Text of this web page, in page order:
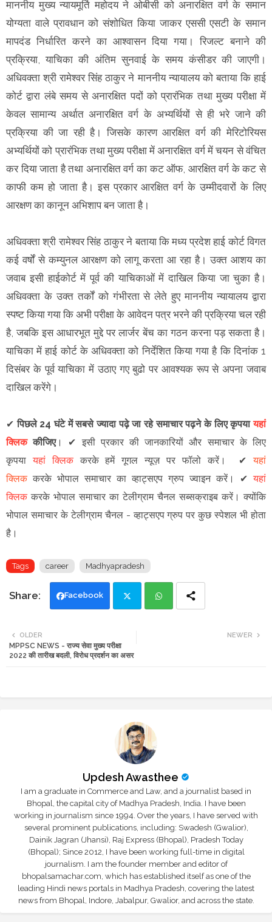
माननीय मुख्य न्यायमूर्ति महोदय ने ओबीसी को अनारक्षित वर्ग के समान
योग्यता वाले प्रावधान को संशोधित किया जाकर एससी एसटी के समान
मापदंड निर्धारित करने का आश्वासन दिया गया। रिजल्ट बनाने की
प्रक्रिया, याचिका की अंतिम सुनवाई के समय कंसीडर की जाएगी।
अधिवक्ता श्री रामेश्वर सिंह ठाकुर ने माननीय न्यायालय को बताया कि हाई
कोर्ट द्वारा लंबे समय से अनारक्षित पदों को प्रारंभिक तथा मुख्य परीक्षा में
केवल सामान्य अर्थात अनारक्षित वर्ग के अभ्यर्थियों से ही भरे जाने की
प्रक्रिया की जा रही है। जिसके कारण आरक्षित वर्ग की मेरिटोरियस
अभ्यर्थियों को प्रारंभिक तथा मुख्य परीक्षा में अनारक्षित वर्ग में चयन से वंचित
कर दिया जाता है तथा अनारक्षित वर्ग का कट ऑफ, आरक्षित वर्ग के कट से
काफी कम हो जाता है। इस प्रकार आरक्षित वर्ग के उम्मीदवारों के लिए
आरक्षण का कानून अभिशाप बन जाता है।
अधिवक्ता श्री रामेश्वर सिंह ठाकुर ने बताया कि मध्य प्रदेश हाई कोर्ट विगत
कई वर्षों से कम्युनल आरक्षण को लागू करता आ रहा है। उक्त आशय का
जवाब इसी हाईकोर्ट में पूर्व की याचिकाओं में दाखिल किया जा चुका है।
अधिवक्ता के उक्त तर्कों को गंभीरता से लेते हुए माननीय न्यायालय द्वारा
स्पष्ट किया गया कि अभी परीक्षा के आवेदन पत्र भरने की प्रक्रिया चल रही
है, जबकि इस आधारभूत मुद्दे पर लार्जर बेंच का गठन करना पड़ सकता है।
याचिका में हाई कोर्ट के अधिवक्ता को निर्देशित किया गया है कि दिनांक 1
दिसंबर के पूर्व याचिका में उठाए गए बुढो पर आवश्यक रूप से अपना जवाब
दाखिल करेंगे।
✔ पिछले 24 घंटे में सबसे ज्यादा पढ़े जा रहे समाचार पढ़ने के लिए कृपयायहां
क्लिककीजिए। ✔ इसी प्रकार की जानकारियों और समाचार के लिए
कृपयायहां क्लिककरके हमें गूगल न्यूज़ पर फॉलो करें। ✔यहां
क्लिककरके भोपाल समाचार का व्हाट्सएप ग्रुप ज्वाइन करें । ✔यहां
क्लिककरके भोपाल समाचार का टेलीग्राम चैनल सब्सक्राइब करें। क्योंकि
भोपाल समाचार के टेलीग्राम चैनल - व्हाट्सएप ग्रुप पर कुछ स्पेशल भी होता
है।
Tags career Madhyapradesh
Facebook
tte
NEWER
OLDER
MPPSC NEWS - राज्य सेवा मुख्य परीक्षा
2022 की तारीख बदली, विरोध प्रदर्शन का असर
Updesh Awasthee
I am a graduate in Commerce and Law, and a journalist based in
Bhopal, the capital city of Madhya Pradesh, India. I have been
working in journalism since 1994. Over the years, I have served with
several prominent publications, including: Swadesh (Gwalior),
Dainik Jagran (Jhansi), Raj Express (Bhopal), Pradesh Today
(Bhopal); Since 2012, I have been working full-time in digital
journalism. I am the founder member and editor of
bhopalsamachar.com, which has established itself as one of the
leading Hindi news portals in Madhya Pradesh, covering the latest
news from Bhopal, Indore, Jabalpur, Gwalior, and across the state.